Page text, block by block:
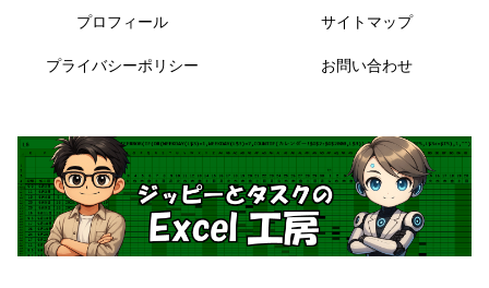
プロフィール サイトマップ
プライバシーポリシー お問い合わせ